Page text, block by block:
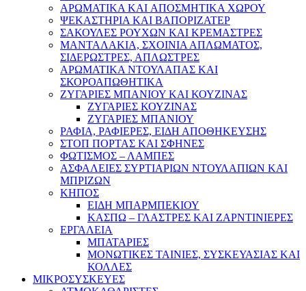
ΑΡΩΜΑΤΙΚΑ KAI ΑΠΟΣΜΗΤΙΚΑ ΧΩΡΟΥ
ΨΕΚΑΣΤΗΡΙΑ ΚΑΙ ΒΑΠΟΡΙΖΑΤΕΡ
ΣΑΚΟΥΛΕΣ ΡΟΥΧΩΝ ΚΑΙ ΚΡΕΜΑΣΤΡΕΣ
ΜΑΝΤΑΛΑΚΙΑ, ΣΧΟΙΝΙΑ ΑΠΛΩΜΑΤΟΣ,
ΣΙΔΕΡΩΣΤΡΕΣ, ΑΠΛΩΣΤΡΕΣ
ΑΡΩΜΑΤΙΚΑ ΝΤΟΥΛΑΠΑΣ ΚΑΙ
ΣΚΟΡΟΑΠΩΘΗΤΙΚΑ
ΖΥΓΑΡΙΕΣ ΜΠΑΝΙΟΥ ΚΑΙ ΚΟΥΖΙΝΑΣ
ΖΥΓΑΡΙΕΣ ΚΟΥΖΙΝΑΣ
ΖΥΓΑΡΙΕΣ ΜΠΑΝΙΟΥ
ΡΑΦΙΑ, ΡΑΦΙΕΡΕΣ, ΕΙΔΗ ΑΠΟΘΗΚΕΥΣΗΣ
ΣΤΟΠ ΠΟΡΤΑΣ ΚΑΙ ΣΦΗΝΕΣ
ΦΩΤΙΣΜΟΣ – ΛΑΜΠΕΣ
ΑΣΦΑΛΕΙΕΣ ΣΥΡΤΙΑΡΙΩΝ ΝΤΟΥΛΑΠΙΩΝ ΚΑΙ
ΜΠΡΙΖΩΝ
ΚΗΠΟΣ
ΕΙΔΗ ΜΠΑΡΜΠΕΚΙΟΥ
ΚΑΣΠΩ – ΓΛΑΣΤΡΕΣ ΚΑΙ ΖΑΡΝΤΙΝΙΕΡΕΣ
ΕΡΓΑΛΕΙΑ
ΜΠΑΤΑΡΙΕΣ
ΜΟΝΩΤΙΚΕΣ ΤΑΙΝΙΕΣ, ΣΥΣΚΕΥΑΣΙΑΣ ΚΑΙ
ΚΟΛΛΕΣ
ΜΙΚΡΟΣΥΣΚΕΥΕΣ